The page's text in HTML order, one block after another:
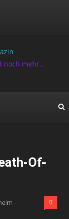
noch mehr…
Of-
0